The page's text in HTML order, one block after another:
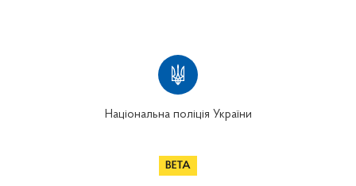
Національна поліція України